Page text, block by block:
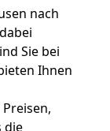
nach
Sie bei
Ihnen
die